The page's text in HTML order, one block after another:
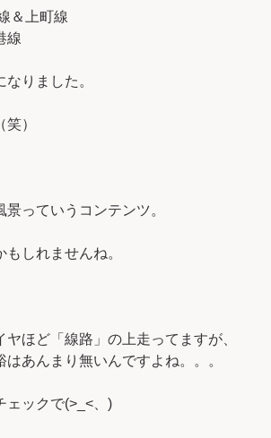
＆上町線
線
りました。
）
っていうコンテンツ。
しれませんね。
ほど「線路」の上走ってますが、
はあんまり無いんですよね。。。
ェックで(>_<、)